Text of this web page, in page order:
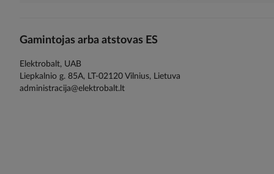
Gamintojas arba atstovas ES
Elektrobalt, UAB
Liepkalnio g. 85A, LT-02120 Vilnius, Lietuva
administracija@elektrobalt.lt